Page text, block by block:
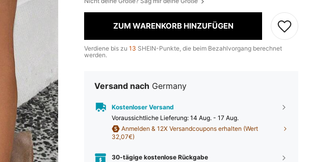
ZUM WARENKORB HINZUFÜGEN
Verdiene bis zu 13 SHEIN-Punkte, die beim Bezahlvorgang berechnet
werden.
Versand nach Germany
Kostenloser Versand
Voraussichtliche Lieferung: 14 Aug. - 17 Aug.
Anmelden & 12X Versandcoupons erhalten (Wert
32,07€)
30-tägige kostenlose Rückgabe